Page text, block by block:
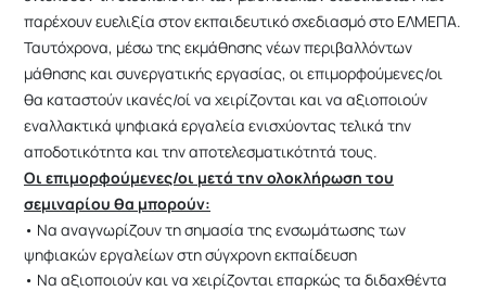
παρέχουν ευελιξία στον εκπαιδευτικό σχεδιασμό στο ΕΛΜΕΠΑ.
Ταυτόχρονα, μέσω της εκμάθησης νέων περιβαλλόντων
μάθησης και συνεργατικής εργασίας, οι επιμορφούμενες/οι
θα καταστούν ικανές/οί να χειρίζονται και να αξιοποιούν
εναλλακτικά ψηφιακά εργαλεία ενισχύοντας τελικά την
αποδοτικότητα και την αποτελεσματικότητά τους.
Οι επιμορφούμενες/οι μετά την ολοκλήρωση του
σεμιναρίου θα μπορούν:
• Να αναγνωρίζουν τη σημασία της ενσωμάτωσης των
ψηφιακών εργαλείων στη σύγχρονη εκπαίδευση
• Να αξιοποιούν και να χειρίζονται επαρκώς τα διδαχθέντα